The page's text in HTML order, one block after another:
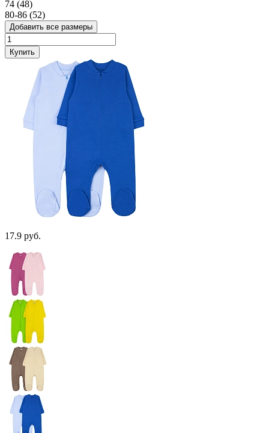
74 (48)
80-86 (52)
Добавить все размеры
Купить
17.9 руб.